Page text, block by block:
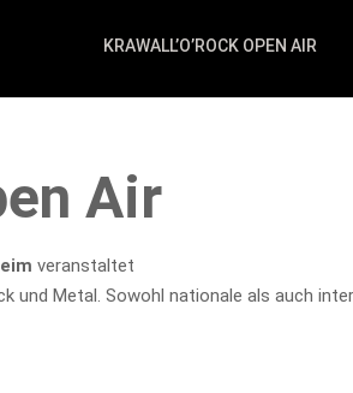
KRAWALL’O’ROCK OPEN AIR
Air
veranstaltet
und Metal. Sowohl nationale als auch